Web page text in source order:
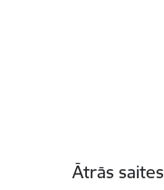
Ātrās saites